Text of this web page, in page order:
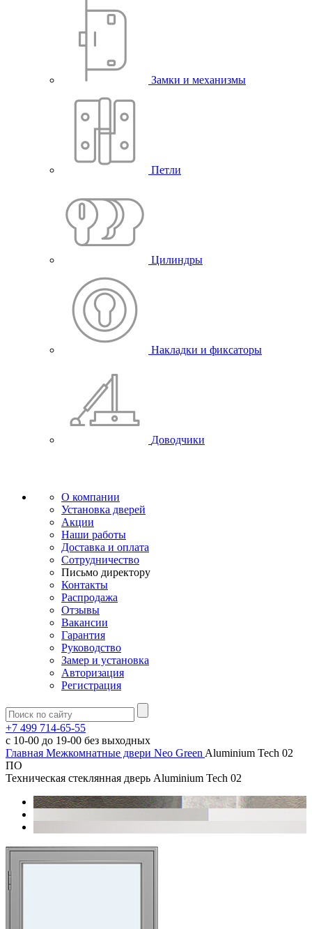
Замки и механизмы
Петли
Цилиндры
Накладки и фиксаторы
Доводчики
О компании
Установка дверей
Акции
Наши работы
Доставка и оплата
Сотрудничество
Письмо директору
Контакты
Распродажа
Отзывы
Вакансии
Гарантия
Руководство
Замер и установка
Авторизация
Регистрация
+7 499 714-65-55
с 10-00 до 19-00 без выходных
Главная Межкомнатные двери Neo Green Aluminium Tech 02
ПО
Техническая стеклянная дверь Aluminium Tech 02